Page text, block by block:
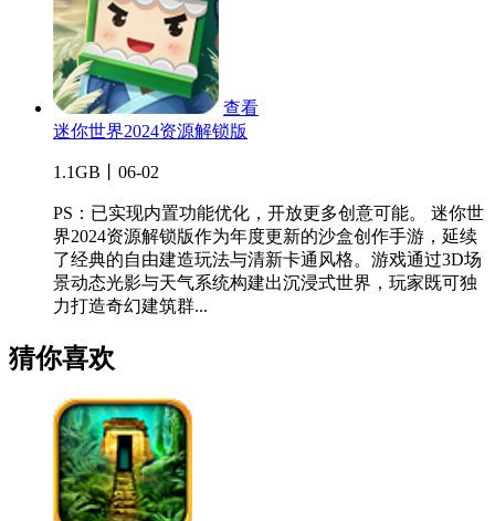
查看
迷你世界2024资源解锁版
1.1GB丨06-02
PS：已实现内置功能优化，开放更多创意可能。 迷你世
界2024资源解锁版作为年度更新的沙盒创作手游，延续
了经典的自由建造玩法与清新卡通风格。游戏通过3D场
景动态光影与天气系统构建出沉浸式世界，玩家既可独
力打造奇幻建筑群...
猜你喜欢